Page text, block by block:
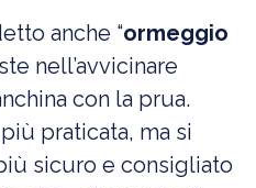
anche “ormeggio
nell’avvicinare
con la prua.
praticata, ma si
sicuro e consigliato